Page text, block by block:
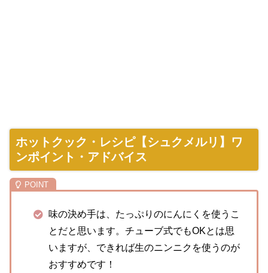
ホットクック・レシピ【シュクメルリ】ワ
ンポイント・アドバイス
味の決め手は、たっぷりのにんにくを使うこ
とだと思います。チューブ式でもOKとは思
いますが、できれば生のニンニクを使うのが
おすすめです！